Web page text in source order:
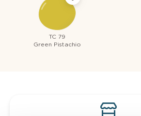
TC 79
Green Pistachio